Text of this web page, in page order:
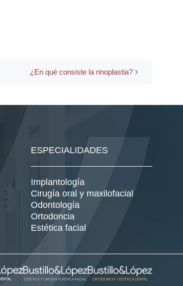
¿En qué consiste la rinoplastia?
ESPECIALIDADES
Implantología
Cirugía oral y maxilofacial
Odontología
Ortodoncia
Estética facial